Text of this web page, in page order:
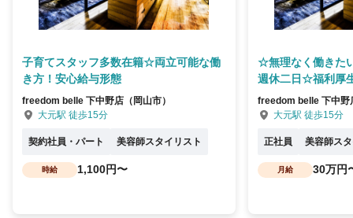
子育てスタッフ多数在籍☆両立可能な働
き方！安心給与形態
freedom belle 下中野店（岡山市）
大元駅 徒歩15分
契約社員・パート 美容師スタイリスト
時給 1,100円〜
☆無理なく働きた
週休二日☆福利厚
freedom belle 下中野
大元駅 徒歩15分
正社員 美容師ス
月給 30万円